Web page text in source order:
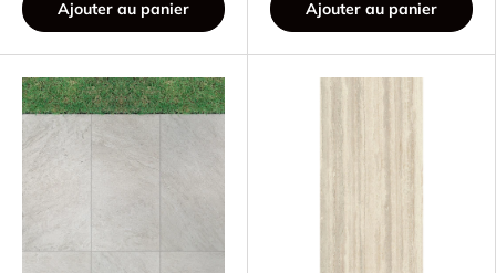
Ajouter au panier Ajouter au panier